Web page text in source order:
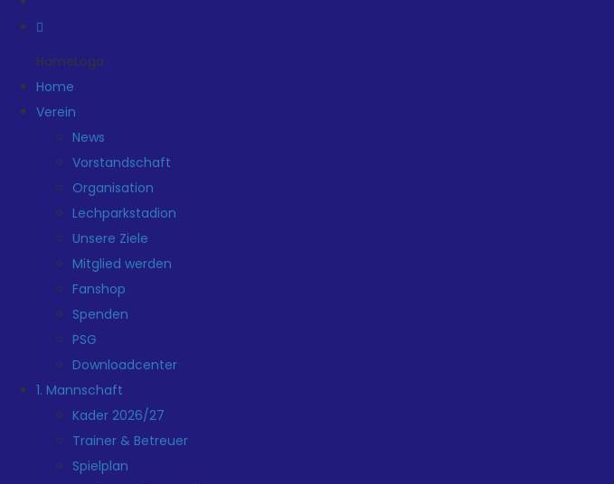
HomeLogo
Home
Verein
News
Vorstandschaft
Organisation
Lechparkstadion
Unsere Ziele
Mitglied werden
Fanshop
Spenden
PSG
Downloadcenter
1. Mannschaft
Kader 2026/27
Trainer & Betreuer
Spielplan